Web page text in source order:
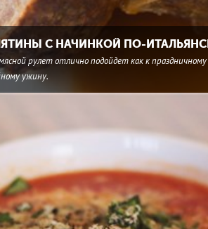
С НАЧИНКОЙ ПО-
рулет отлично подойдет как к
ужину.